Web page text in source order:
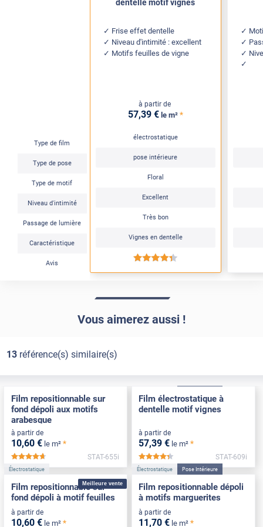
Type de film
Type de pose
Type de motif
Niveau d'intimité
Passage de lumière
Caractéristique
Avis
dentelle motif vignes
Frise effet dentelle
Niveau d'intimité : excellent
Motifs feuilles de vigne
à partir de
57,39 € le m² *
électrostatique
pose intérieure
Floral
Excellent
Très bon
Vignes en dentelle
*****
Vous aimerez aussi !
13référence(s) similaire(s)
Film repositionnable sur
fond dépoli aux motifs
arabesque
à partir de
10,60 € le m² *
*****
STAT-655i
Film électrostatique à
dentelle motif vignes
à partir de
57,39 € le m² *
*****
STAT-609i
Meilleure vente
Électrostatique
Film repositionnable sur
fond dépoli à motif feuilles
à partir de
10,60 € le m² *
Électrostatique Pose Intérieure
Film repositionnable dépoli
à motifs marguerites
à partir de
11,70 € le m² *